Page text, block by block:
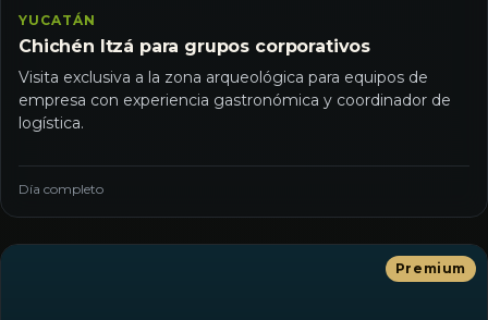
YUCATÁN
Chichén Itzá para grupos corporativos
Visita exclusiva a la zona arqueológica para equipos de
empresa con experiencia gastronómica y coordinador de
logística.
Día completo
Premium